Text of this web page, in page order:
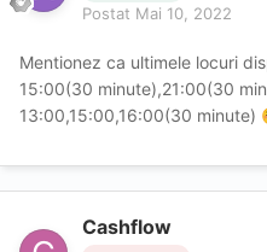
Postat Mai 10, 2022
Mentionez ca ultimele locuri
15:00(30 minute),21:00(30
13:00,15:00,16:00(30 minute)
Cashflow